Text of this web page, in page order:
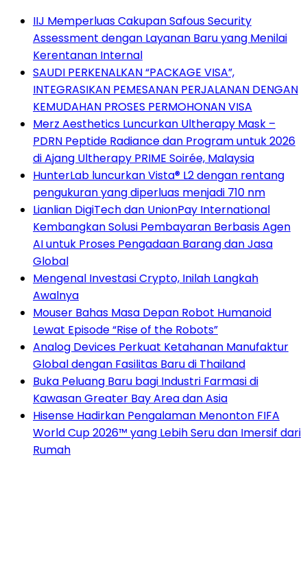
IIJ Memperluas Cakupan Safous Security
Assessment dengan Layanan Baru yang Menilai
Kerentanan Internal
SAUDI PERKENALKAN “PACKAGE VISA”,
INTEGRASIKAN PEMESANAN PERJALANAN DENGAN
KEMUDAHAN PROSES PERMOHONAN VISA
Merz Aesthetics Luncurkan Ultherapy Mask –
PDRN Peptide Radiance dan Program untuk 2026
di Ajang Ultherapy PRIME Soirée, Malaysia
HunterLab luncurkan Vista® L2 dengan rentang
pengukuran yang diperluas menjadi 710 nm
Lianlian DigiTech dan UnionPay International
Kembangkan Solusi Pembayaran Berbasis Agen
AI untuk Proses Pengadaan Barang dan Jasa
Global
Mengenal Investasi Crypto, Inilah Langkah
Awalnya
Mouser Bahas Masa Depan Robot Humanoid
Lewat Episode “Rise of the Robots”
Analog Devices Perkuat Ketahanan Manufaktur
Global dengan Fasilitas Baru di Thailand
Buka Peluang Baru bagi Industri Farmasi di
Kawasan Greater Bay Area dan Asia
Hisense Hadirkan Pengalaman Menonton FIFA
World Cup 2026™ yang Lebih Seru dan Imersif dari
Rumah